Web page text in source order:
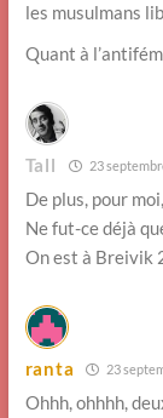
les musulmans
Quant à
Tall 23
De plus, pour
Ne fut-ce déjà
On est à Breivik
ranta 23
Ohhh, ohhhh,